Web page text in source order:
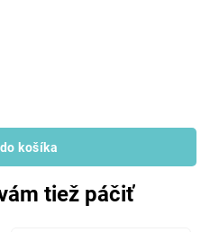
košíka
tiež páčiť